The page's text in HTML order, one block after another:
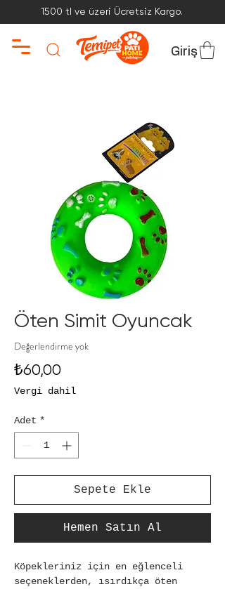
1500 tl ve üzeri Ücretsiz Kargo.
Giriş
Öten Simit Oyuncak
Değerlendirme yok
₺60,00Fiyat
Vergi dahil
Adet *
Sepete Ekle
Hemen Satın Al
Köpekleriniz için en eğlenceli
seçeneklerden, ısırdıkça öten